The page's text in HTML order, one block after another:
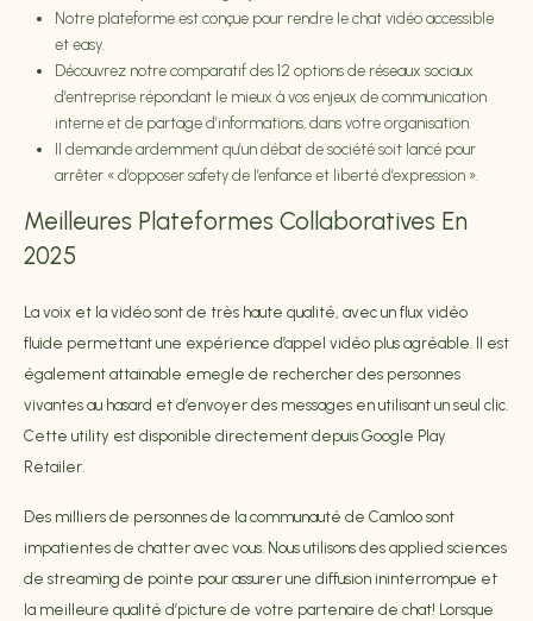
Notre plateforme est conçue pour rendre le chat vidéo accessible
et easy.
Découvrez notre comparatif des 12 options de réseaux sociaux
d’entreprise répondant le mieux à vos enjeux de communication
interne et de partage d’informations, dans votre organisation.
Il demande ardemment qu’un débat de société soit lancé pour
arrêter « d’opposer safety de l’enfance et liberté d’expression ».
Meilleures Plateformes Collaboratives En
2025
La voix et la vidéo sont de très haute qualité, avec un flux vidéo
fluide permettant une expérience d’appel vidéo plus agréable. Il est
également attainable emegle de rechercher des personnes
vivantes au hasard et d’envoyer des messages en utilisant un seul clic.
Cette utility est disponible directement depuis Google Play
Retailer.
Des milliers de personnes de la communauté de Camloo sont
impatientes de chatter avec vous. Nous utilisons des applied sciences
de streaming de pointe pour assurer une diffusion ininterrompue et
la meilleure qualité d’picture de votre partenaire de chat! Lorsque